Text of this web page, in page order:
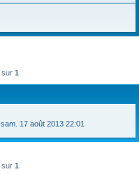
sur 1
sam. 17 août 2013 22:01
sur 1